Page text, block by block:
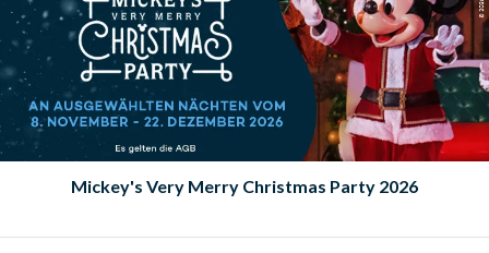
Mickey's Very Merry Christmas Party 2026